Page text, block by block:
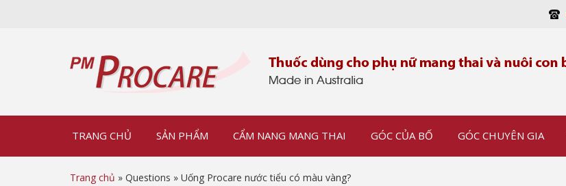
TRANG CHỦ SẢN PHẨM CẨM NANG MANG THAI GÓC CỦA BỐ GÓC CHUYÊN GIA
Trang chủ » Questions » Uống Procare nước tiểu có màu vàng?